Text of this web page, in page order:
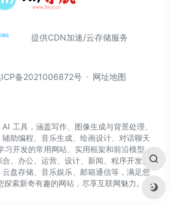
提供CDN加速/云存储服务
备2021006872号 网址地图
工具，涵盖写作、图像生成与背景处理、
助编程、音乐生成、绘画设计、对话聊天
开发的常用网站、实用框架和前沿模型，
、办公、运营、设计、新闻、程序开发、
盘存储、音乐娱乐、邮箱通信等，满足您
索新奇有趣的网站，尽享互联网魅力。